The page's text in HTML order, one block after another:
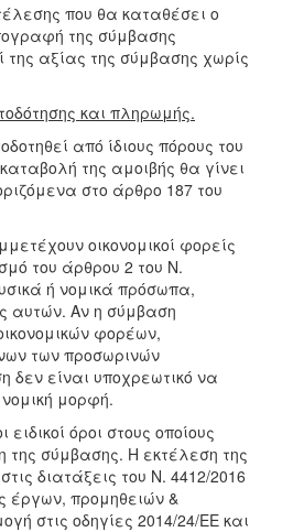
που θα καταθέσει ο
της σύμβασης
της αξίας της σύμβασης χωρίς
και πληρωμής.
από ίδιους πόρους του
της αμοιβής θα γίνει
στο άρθρο 187 του
οικονομικοί φορείς
του άρθρου 2 του Ν.
ή νομικά πρόσωπα,
αυτών. Αν η σύμβαση
φορέων,
των προσωρινών
είναι υποχρεωτικό να
μορφή.
όροι στους οποίους
της σύμβασης. Η εκτέλεση της
διατάξεις του Ν. 4412/2016
έργων, προμηθειών &
στις οδηγίες 2014/24/ΕΕ και